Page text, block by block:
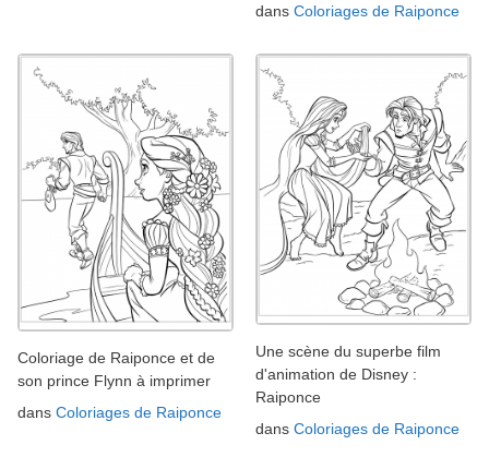
dans Coloriages de Raiponce
Coloriage de Raiponce et de
son prince Flynn à imprimer
dans Coloriages de Raiponce
Une scène du superbe film
d'animation de Disney :
Raiponce
dans Coloriages de Raiponce